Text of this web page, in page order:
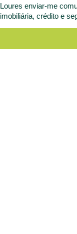
Loures enviar-me
imobiliária, crédito e